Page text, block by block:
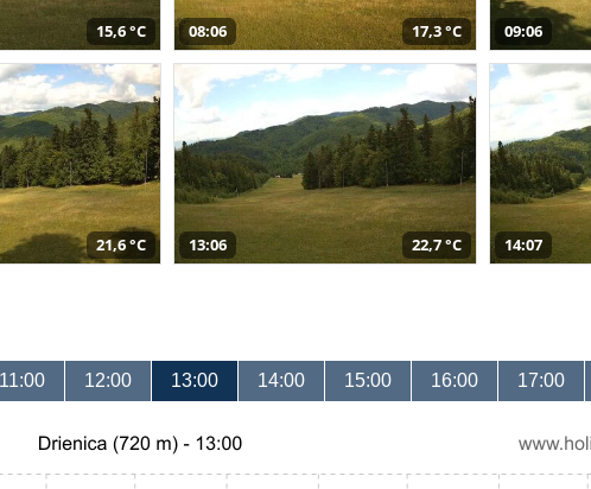
15,6 °C 08:06 17,3 °C 09:06
21,6 °C 13:06 22,7 °C 14:07
11:00 12:00 13:00 14:00 15:00 16:00 17:00